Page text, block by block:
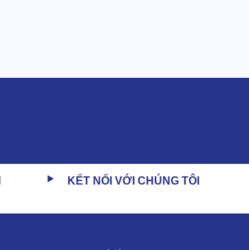
KẾT NỐI VỚI CHÚNG TÔI